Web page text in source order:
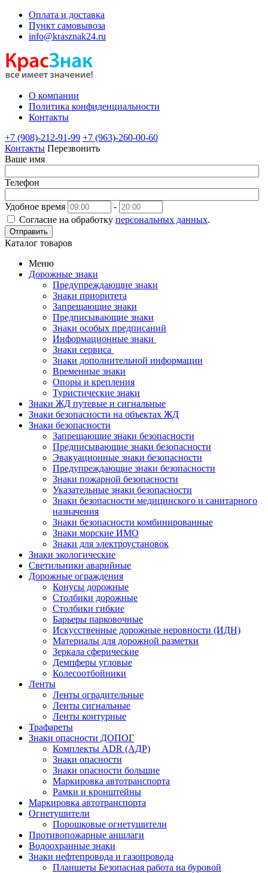
Оплата и доставка
Пункт самовывоза
info@krasznak24.ru
О компании
Политика конфиденциальности
Контакты
+7 (908)-212-91-99 +7 (963)-260-00-60
Контакты Перезвонить
Ваше имя
Телефон
Удобное время
-
Согласие на обработку персональных данных.
Отправить
Каталог товаров
Меню
Дорожные знаки
Предупреждающие знаки
Знаки приоритета
Запрещающие знаки
Предписывающие знаки
Знаки особых предписаний
Информационные знаки
Знаки сервиса
Знаки дополнительной информации
Временные знаки
Опоры и крепления
Туристические знаки
Знаки ЖД путевые и сигнальные
Знаки безопасности на объектах ЖД
Знаки безопасности
Запрещающие знаки безопасности
Предписывающие знаки безопасности
Эвакуационные знаки безопасности
Предупреждающие знаки безопасности
Знаки пожарной безопасности
Указательные знаки безопасности
Знаки безопасности медицинского и санитарного
назначения
Знаки безопасности комбинированные
Знаки морские ИМО
Знаки для электроустановок
Знаки экологические
Светильники аварийные
Дорожные ограждения
Конусы дорожные
Столбики дорожные
Столбики гибкие
Барьеры парковочные
Искусственные дорожные неровности (ИДН)
Материалы для дорожной разметки
Зеркала сферические
Демпферы угловые
Колесоотбойники
Ленты
Ленты оградительные
Ленты сигнальные
Ленты контурные
Трафареты
Знаки опасности ДОПОГ
Комплекты ADR (АДР)
Знаки опасности
Знаки опасности большие
Маркировка автотранспорта
Рамки и кронштейны
Маркировка автотранспорта
Огнетушители
Порошковые огнетушители
Противопожарные аншлаги
Водоохранные знаки
Знаки нефтепровода и газопровода
Планшеты Безопасная работа на буровой